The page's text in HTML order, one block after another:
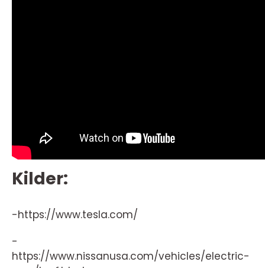
Kilder:
-https://www.tesla.com/
-
https://www.nissanusa.com/vehicles/electric-